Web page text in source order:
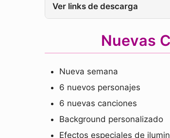
Ver links de descarga
Nuevas
Nueva semana
6 nuevos personajes
6 nuevas canciones
Background personalizado
Efectos especiales de